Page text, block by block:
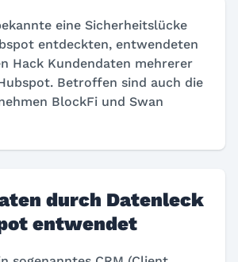
eine Sicherheitslücke
entdeckten, entwendeten
Hack Kundendaten mehrerer
Betroffen sind auch die
BlockFi und Swan
durch Datenleck
entwendet